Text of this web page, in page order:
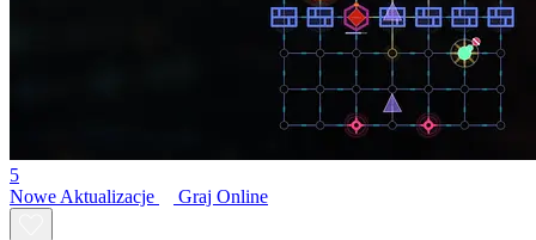
5
Nowe Aktualizacje Graj Online